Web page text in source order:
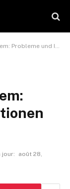
und Innovationen verstehen
jour:
août 28,